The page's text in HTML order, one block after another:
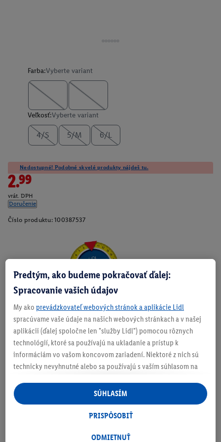
Farba:Vyberte variant
Veľkosť:Vyberte variant
4/S 5/M 6/L
Nedostupné! Podobné skvelé produkty nájdeš tu.
2.99
vrát. DPH
Doručenie
Číslo produktu: 100387537
O produkte
Podrobnosti o bezpečnosti produktu
Predtým, ako budeme pokračovať ďalej:
Spracovanie vašich údajov
My ako prevádzkovateľ webových stránok a aplikácie Lidl
spracúvame vaše údaje na našich webových stránkach a v našej
aplikácii (ďalej spoločne len "služby Lidl") pomocou rôznych
technológií, ktoré sa používajú na ukladanie a prístup k
informáciám vo vašom koncovom zariadení. Niektoré z nich sú
technicky nevyhnutné alebo sa používajú s vaším súhlasom na
personalizovanú reklamu v rámci služieb Lidl aj mimo nich. Ak
ste účastníkom programu Lidl Plus, na tieto účely sa spracúvajú
aj údaje z vášho nákupného správania v obchode.
následne si vytvoríte účet Lidl Plus alebo sa prihlásite do svojho
ODMIETNUŤ
PRISPÔSOBIŤ
SÚHLASÍM